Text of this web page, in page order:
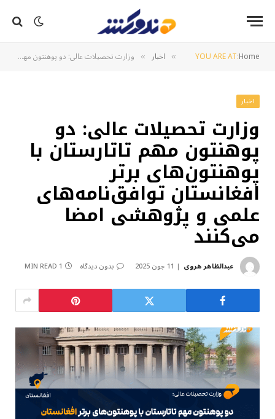
YOU ARE AT:Home
» اخبار » وزارت تحصیلات عالی: دو پوهنتون مهم تاتارستان با پوهنتون‌های برتر افغانستان توافق‌نامه‌های علمی و پژوهشی امضا می‌کنند
اخبار
وزارت تحصیلات عالی: دو
پوهنتون مهم تاتارستان با
پوهنتون‌های برتر
افغانستان توافق‌نامه‌های
علمی و پژوهشی امضا
می‌کنند
عبدالظاهر هروی 11 جون 2025 بدون دیدگاه 1 MIN READ